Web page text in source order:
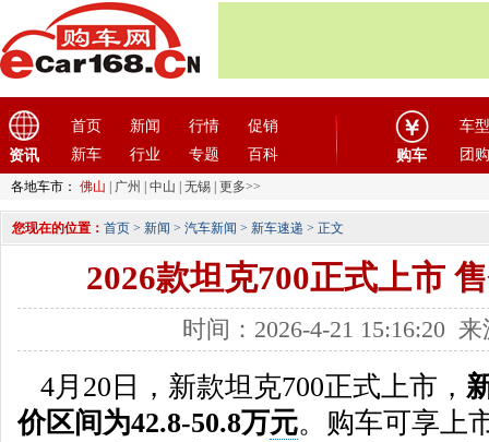
资讯
首页 新闻 行情
促销
新车
行业 专题 百科 购车
车型
团购
各地车市： 佛山 广州 中山 无锡 更多>>
您现在的位置： 首页 > 新闻 > 汽车新闻 > 新车速递 > 正文
2026款坦克700正式上市
时间：2026-4-21 15:16:20
4月20日，新款坦克700正式上市，
价区间为42.8-50.8万元。购车可享上